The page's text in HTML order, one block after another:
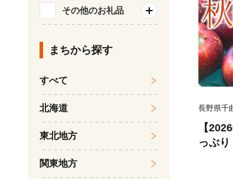
おすす
信州
長野県千
【
っぷ
ご 長
その他のお礼品
まちから探す
すべて
北海道
東北地方
関東地方